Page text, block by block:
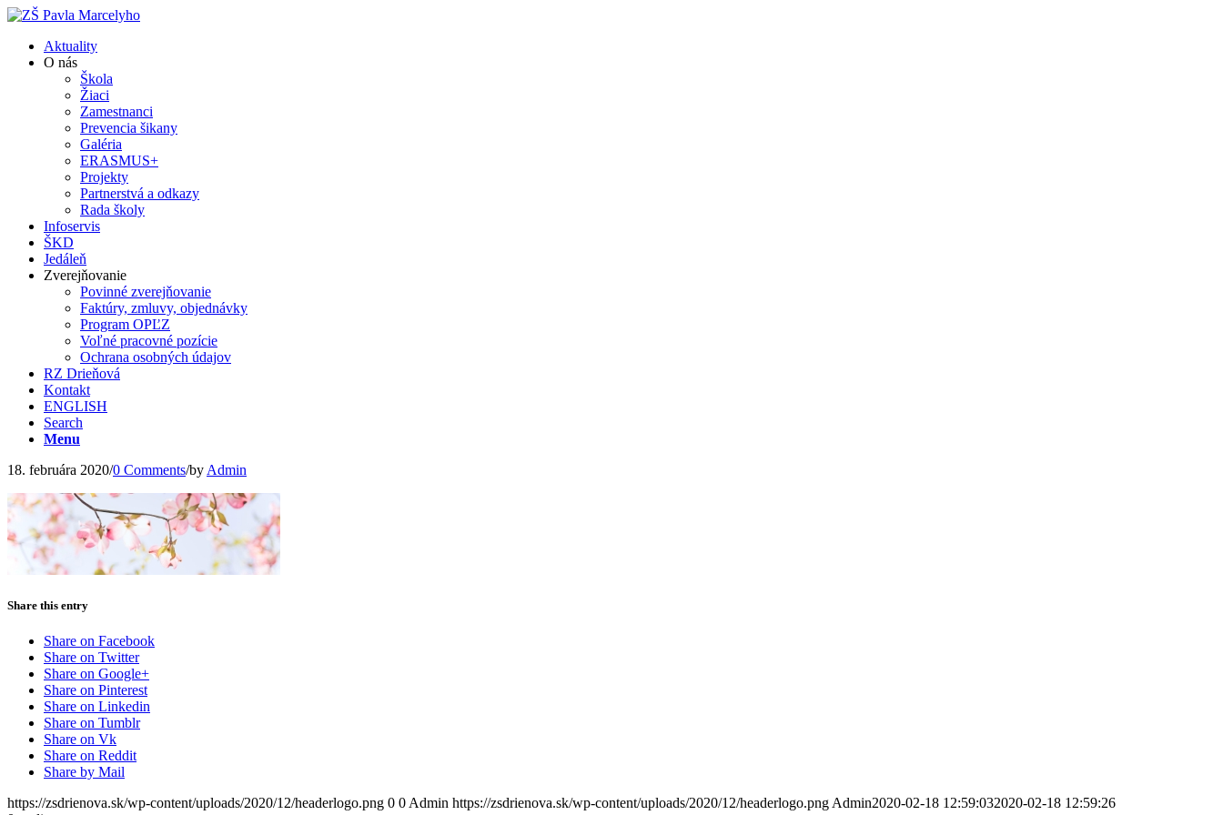
Aktuality
O nás
Škola
Žiaci
Zamestnanci
Prevencia šikany
Galéria
ERASMUS+
Projekty
Partnerstvá a odkazy
Rada školy
Infoservis
ŠKD
Jedáleň
Zverejňovanie
Povinné zverejňovanie
Faktúry, zmluvy, objednávky
Program OPĽZ
Voľné pracovné pozície
Ochrana osobných údajov
RZ Drieňová
Kontakt
ENGLISH
Search
Menu
18. februára 2020/0 Comments/by Admin
Share this entry
Share on Facebook
Share on Twitter
Share on Google+
Share on Pinterest
Share on Linkedin
Share on Tumblr
Share on Vk
Share on Reddit
Share by Mail
https://zsdrienova.sk/wp-content/uploads/2020/12/headerlogo.png 0 0 Admin https://zsdrienova.sk/wp-content/uploads/2020/12/headerlogo.png Admin2020-02-18 12:59:032020-02-18 12:59:26